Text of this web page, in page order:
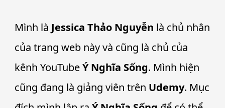
Mình là Jessica Thảo Nguyễn là chủ nhân
của trang web này và cũng là chủ của
kênh YouTubeÝ Nghĩa Sống. Mình hiện
cũng đang là giảng viên trên Udemy. Mục